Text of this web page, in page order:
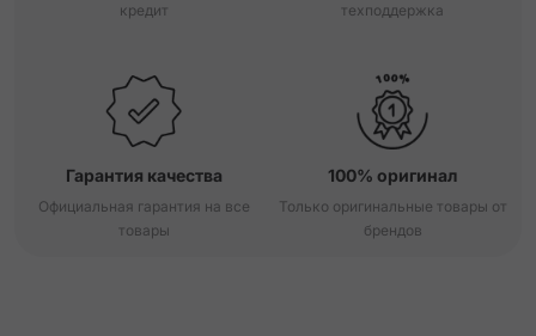
кредит
техподдержка
Гарантия качества
Официальная гарантия на все
товары
100% оригинал
Только оригинальные товары от
брендов